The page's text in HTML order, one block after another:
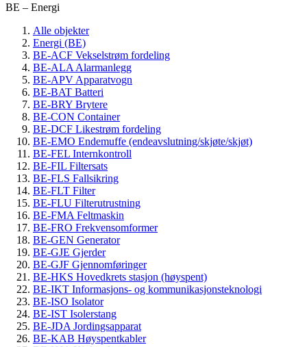
BE – Energi
Alle objekter
Energi (BE)
BE-ACF Vekselstrøm fordeling
BE-ALA Alarmanlegg
BE-APV Apparatvogn
BE-BAT Batteri
BE-BRY Brytere
BE-CON Container
BE-DCF Likestrøm fordeling
BE-EMO Endemuffe (endeavslutning/skjøte/skjøt)
BE-FEL Internkontroll
BE-FIL Filtersats
BE-FLS Fallsikring
BE-FLT Filter
BE-FLU Filterutrustning
BE-FMA Feltmaskin
BE-FRO Frekvensomformer
BE-GEN Generator
BE-GJE Gjerder
BE-GJF Gjennomføringer
BE-HKS Hovedkrets stasjon (høyspent)
BE-IKT Informasjons- og kommunikasjonsteknologi
BE-ISO Isolator
BE-IST Isolerstang
BE-JDA Jordingsapparat
BE-KAB Høyspentkabler